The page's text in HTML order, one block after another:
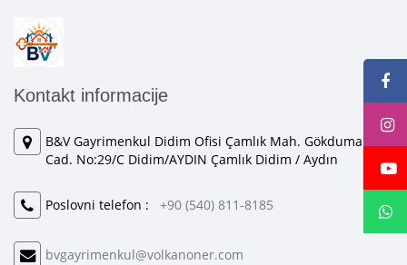
Kontakt informacije
B&V Gayrimenkul Didim Ofisi Çamlık Mah. Gökduman
Cad. No:29/C Didim/AYDIN Çamlık Didim / Aydın
Poslovni telefon : +90 (540) 811-8185
bvgayrimenkul@volkanoner.com